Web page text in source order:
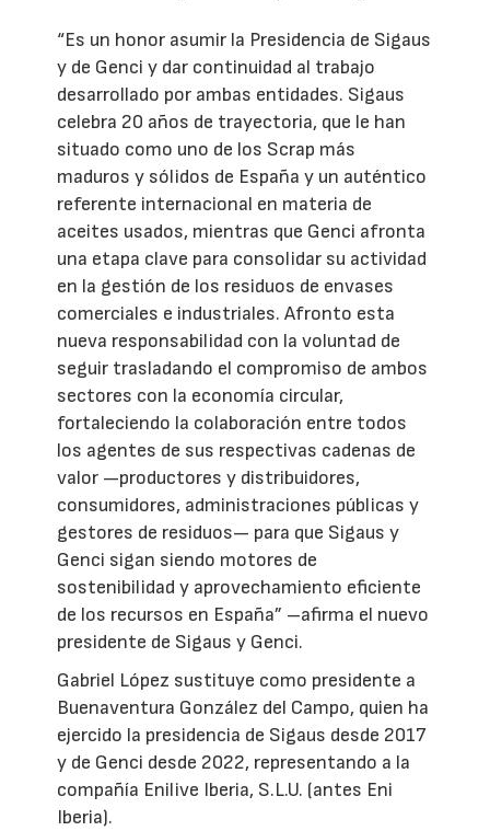
“Es un honor asumir la Presidencia de Sigaus
y de Genci y dar continuidad al trabajo
desarrollado por ambas entidades. Sigaus
celebra 20 años de trayectoria, que le han
situado como uno de los Scrap más
maduros y sólidos de España y un auténtico
referente internacional en materia de
aceites usados, mientras que Genci afronta
una etapa clave para consolidar su actividad
en la gestión de los residuos de envases
comerciales e industriales. Afronto esta
nueva responsabilidad con la voluntad de
seguir trasladando el compromiso de ambos
sectores con la economía circular,
fortaleciendo la colaboración entre todos
los agentes de sus respectivas cadenas de
valor —productores y distribuidores,
consumidores, administraciones públicas y
gestores de residuos— para que Sigaus y
Genci sigan siendo motores de
sostenibilidad y aprovechamiento eficiente
de los recursos en España” –afirma el nuevo
presidente de Sigaus y Genci.
Gabriel López sustituye como presidente a
Buenaventura González del Campo, quien ha
ejercido la presidencia de Sigaus desde 2017
y de Genci desde 2022, representando a la
compañía Enilive Iberia, S.L.U. (antes Eni
Iberia).